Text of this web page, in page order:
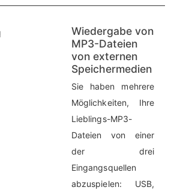
Wiedergabe von
MP3-Dateien
von externen
Speichermedien
Sie haben mehrere
Möglichkeiten, Ihre
Lieblings-MP3-
Dateien von einer
der drei
Eingangsquellen
abzuspielen: USB,